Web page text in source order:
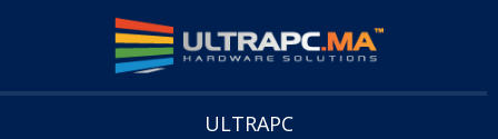
ULTRAPC